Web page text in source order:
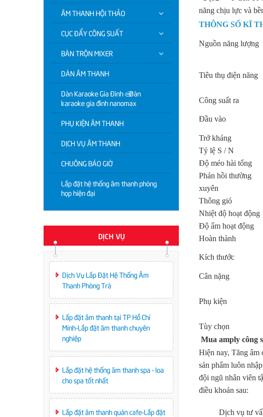
năng chịu lực và
THÔNG SỐ KĨ
Nguồn năng lượng
Tiêu thụ điện năng
Công suất ra
Đầu vào
Trở kháng
Tỷ lệ S / N
Độ méo hài tổng
Phản hồi thường
xuyên
Thông gió
Nhiệt độ hoạt động
Độ ẩm hoạt động
Hoàn thành
Kích thước
Cân nặng
Phụ kiện
Tùy chọn
Mua amply công
Hiện nay, Tăng âm
sản phẩm luôn
đội ngũ nhân viên
điều khoản sau:
Dịch vụ tư
ÂM THANH HỘI THẢO
CỤC ĐẨY CÔNG SUẤT
BÀN TRỘN MIXER
DÀN ÂM THANH
Dàn Karaoke Gia Đình | Dàn
karaoke gia đình nanomax
PHỤ KIỆN ÂM THANH
DỊCH VỤ ÂM THANH
CHUÔNG BÁO GIỜ
Lắp đặt hệ thống âm thanh phòng
họp hiện đại
DỊCH VỤ
Dịch Vụ Lắp Đặt Hệ Thống Âm
Thanh Phòng Trà
Lắp đặt âm thanh tại TP Hồ Chí
Minh-Lắp đặt âm thanh chuyên
nghiệp
Lắp đặt hệ thống âm thanh spa - loa
cho spa tốt nhất
Lắp đặt âm thanh quán cafe-Lắp đặt